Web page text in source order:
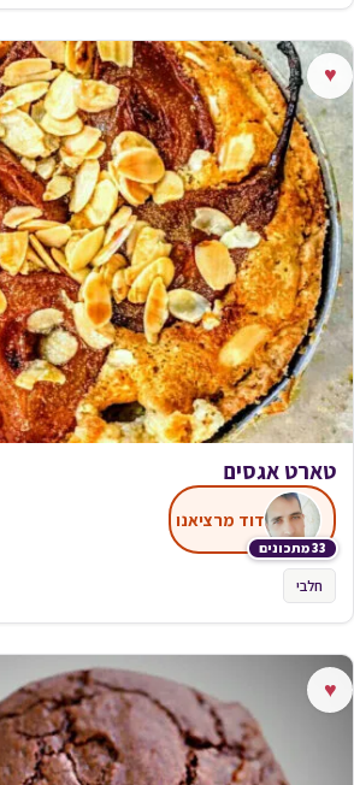
♥
טארט אגסים
33 מתכונים
דוד מרציאנו
חלבי
♥